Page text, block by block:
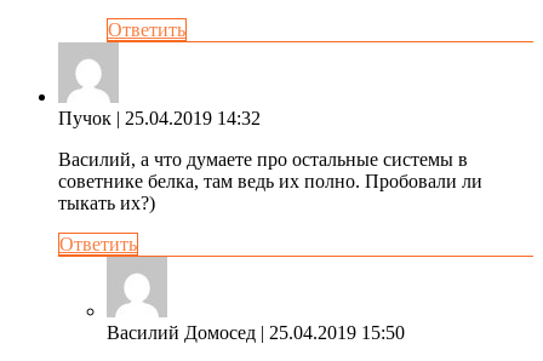
Ответить
Пучок | 25.04.2019 14:32
Василий, а что думаете про остальные системы в
советнике белка, там ведь их полно. Пробовали ли
тыкать их?)
Ответить
Василий Домосед | 25.04.2019 15:50